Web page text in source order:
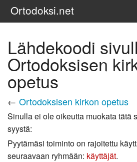
Ortodoksi.net
Haku
Lähdekoodi
Ortodoksisen
opetus
← Ortodoksisen kirkon opetus
Sinulla ei ole oikeutta muokata tätä
syystä:
Pyytämäsi toiminto on rajoitettu
seuraavaan ryhmään: käyttäjät.